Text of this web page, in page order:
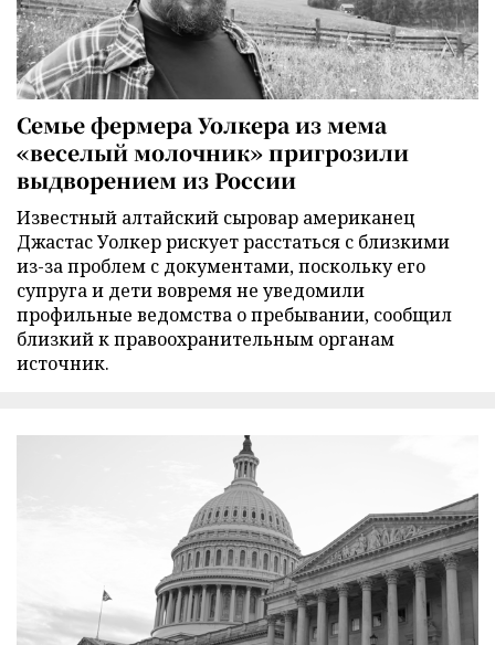
Семье фермера Уолкера из мема
«веселый молочник» пригрозили
выдворением из России
Известный алтайский сыровар американец
Джастас Уолкер рискует расстаться с близкими
из-за проблем с документами, поскольку его
супруга и дети вовремя не уведомили
профильные ведомства о пребывании, сообщил
близкий к правоохранительным органам
источник.